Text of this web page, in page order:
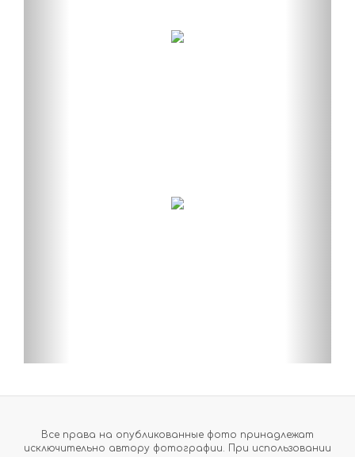
Все права на опубликованные фото принадлежат
исключительно автору фотографии. При использовании